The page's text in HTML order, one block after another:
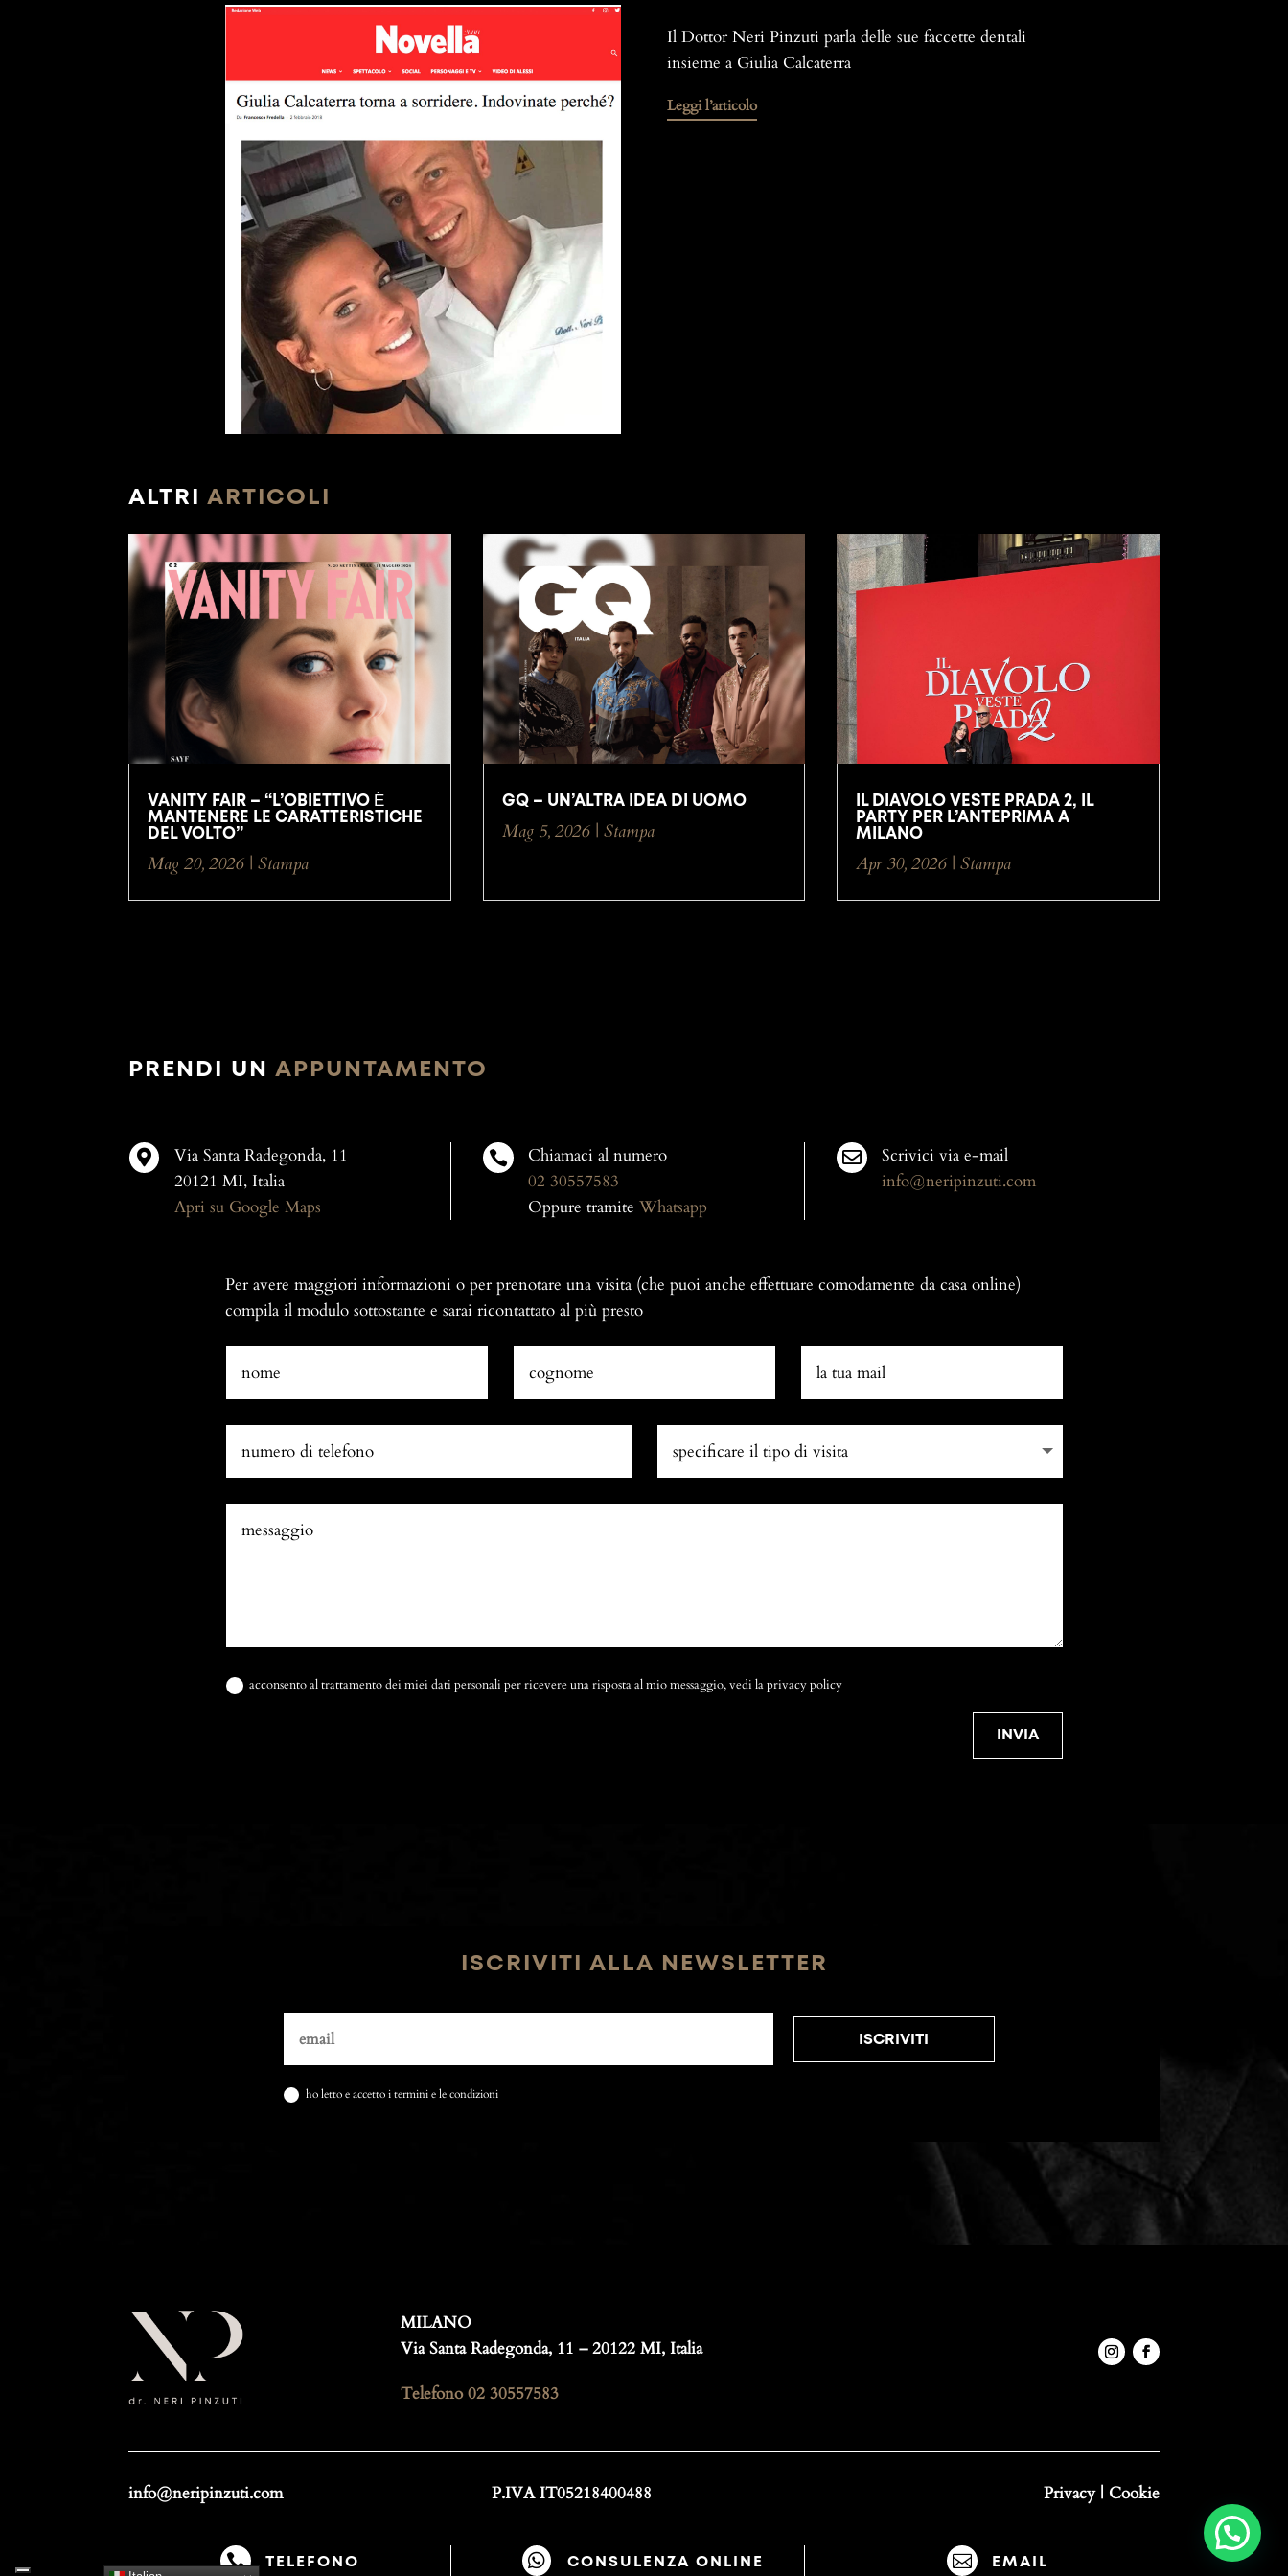
Il Dottor Neri Pinzuti parla delle sue faccette dentali
insieme a Giulia Calcaterra
Leggi l’articolo
ALTRIARTICOLI
VANITY FAIR – “L’OBIETTIVO È
MANTENERE LE CARATTERISTICHE
DEL VOLTO”
Mag 20, 2026|Stampa
GQ – UN’ALTRA IDEA DI UOMO
Mag 5, 2026| Stampa
IL DIAVOLO VESTE PRADA 2, IL
PARTY PER L’ANTEPRIMA A
MILANO
Apr 30, 2026| Stampa
PRENDI UNAPPUNTAMENTO

Via Santa Radegonda, 11
20121 MI, Italia
Apri su Google Maps

Chiamaci al numero
02 30557583
Oppure tramite Whatsapp

Scrivici via e-mail
info@neripinzuti.com
Per avere maggiori informazioni o per prenotare una visita (che puoi anche effettuare comodamente da casa online)
compila il modulo sottostante e sarai ricontattato al più presto
acconsento al trattamento dei miei dati personali per ricevere una risposta al mio messaggio, vedi laprivacy policy
INVIA
ISCRIVITI ALLA NEWSLETTER
ho letto e accetto i termini e le condizioni
MILANO
Via Santa Radegonda, 11 – 20122 MI, Italia
Telefono02 30557583
info@neripinzuti.com P.IVA IT05218400488 Privacy| Cookie
 TELEFONO  CONSULENZA ONLINE  EMAIL